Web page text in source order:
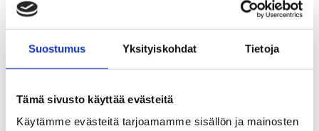
Suostumus Yksityiskohdat Tietoja
Tämä sivusto käyttää evästeitä
Käytämme evästeitä tarjoamamme sisällön ja mainosten
Se rutten på kartan